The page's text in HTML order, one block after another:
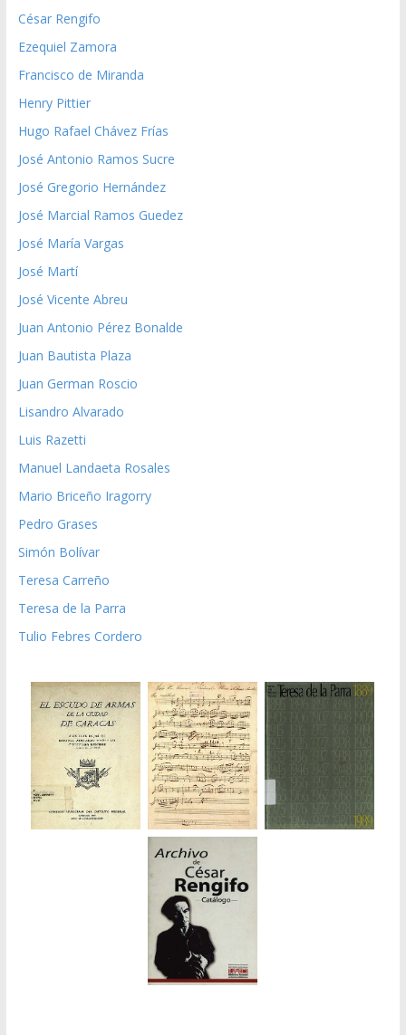
César Rengifo
Ezequiel Zamora
Francisco de Miranda
Henry Pittier
Hugo Rafael Chávez Frías
José Antonio Ramos Sucre
José Gregorio Hernández
José Marcial Ramos Guedez
José María Vargas
José Martí
José Vicente Abreu
Juan Antonio Pérez Bonalde
Juan Bautista Plaza
Juan German Roscio
Lisandro Alvarado
Luis Razetti
Manuel Landaeta Rosales
Mario Briceño Iragorry
Pedro Grases
Simón Bolívar
Teresa Carreño
Teresa de la Parra
Tulio Febres Cordero